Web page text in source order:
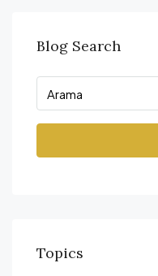
Blog Search
Topics